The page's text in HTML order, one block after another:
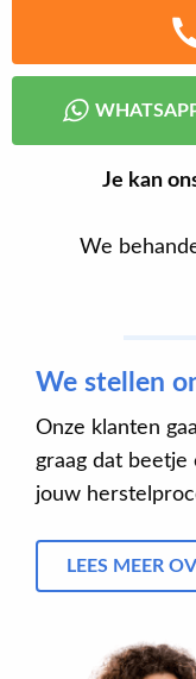
Je kan
We
We stellen
Onze klanten
graag dat
jouw
LEES MEER